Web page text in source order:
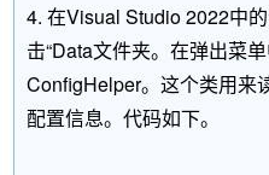
4. 在Visual Studio 2022中
击“Data文件夹。在弹出菜
ConfigHelper。这个类用来
配置信息。代码如下。